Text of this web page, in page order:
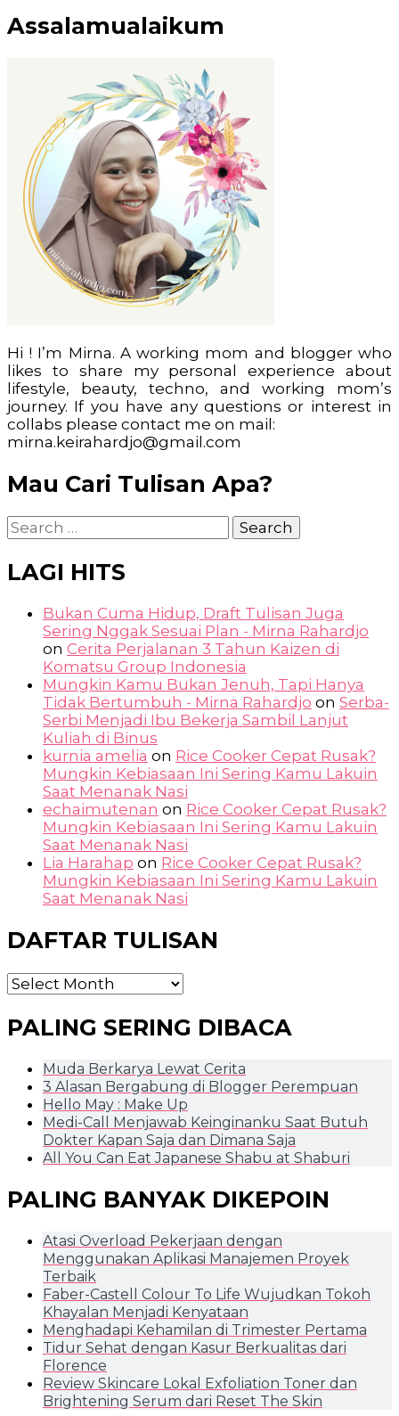
Assalamualaikum
Hi ! I’m Mirna. A working mom and blogger who
likes to share my personal experience about
lifestyle, beauty, techno, and working mom’s
journey. If you have any questions or interest in
collabs please contact me on mail:
mirna.keirahardjo@gmail.com
Mau Cari Tulisan Apa?
Search
for:
LAGI HITS
Bukan Cuma Hidup, Draft Tulisan Juga
Sering Nggak Sesuai Plan - Mirna Rahardjo
on Cerita Perjalanan 3 Tahun Kaizen di
Komatsu Group Indonesia
Mungkin Kamu Bukan Jenuh, Tapi Hanya
Tidak Bertumbuh - Mirna Rahardjo on Serba-
Serbi Menjadi Ibu Bekerja Sambil Lanjut
Kuliah di Binus
kurnia amelia on Rice Cooker Cepat Rusak?
Mungkin Kebiasaan Ini Sering Kamu Lakuin
Saat Menanak Nasi
echaimutenan on Rice Cooker Cepat Rusak?
Mungkin Kebiasaan Ini Sering Kamu Lakuin
Saat Menanak Nasi
Lia Harahap on Rice Cooker Cepat Rusak?
Mungkin Kebiasaan Ini Sering Kamu Lakuin
Saat Menanak Nasi
DAFTAR TULISAN
DAFTAR
TULISAN
PALING SERING DIBACA
Muda Berkarya Lewat Cerita
3 Alasan Bergabung di Blogger Perempuan
Hello May : Make Up
Medi-Call Menjawab Keinginanku Saat Butuh
Dokter Kapan Saja dan Dimana Saja
All You Can Eat Japanese Shabu at Shaburi
PALING BANYAK DIKEPOIN
Atasi Overload Pekerjaan dengan
Menggunakan Aplikasi Manajemen Proyek
Terbaik
Faber-Castell Colour To Life Wujudkan Tokoh
Khayalan Menjadi Kenyataan
Menghadapi Kehamilan di Trimester Pertama
Tidur Sehat dengan Kasur Berkualitas dari
Florence
Review Skincare Lokal Exfoliation Toner dan
Brightening Serum dari Reset The Skin